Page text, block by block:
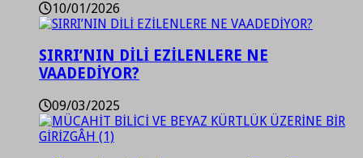
10/01/2026
SIRRI’NIN DİLİ EZİLENLERE NE
VAADEDİYOR?
09/03/2025